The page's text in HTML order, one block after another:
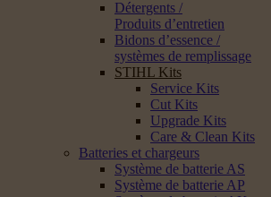
Détergents /
Produits d’entretien
Bidons d’essence /
systèmes de remplissage
STIHL Kits
Service Kits
Cut Kits
Upgrade Kits
Care & Clean Kits
Batteries et chargeurs
Système de batterie AS
Système de batterie AP